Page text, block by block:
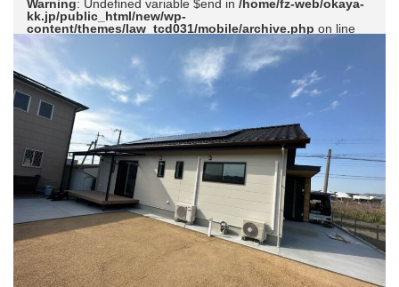
Warning: Undefined variable $end in /home/fz-web/okaya-
kk.jp/public_html/new/wp-
content/themes/law_tcd031/mobile/archive.php on line